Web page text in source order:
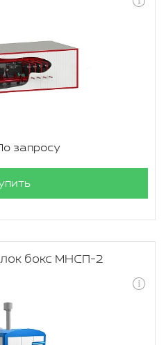
запросу
бокс МНСП-2